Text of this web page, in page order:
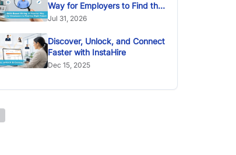
Way for Employers to Find the
Right Talent
Jul 31, 2026
Discover, Unlock, and Connect
Faster with InstaHire
Dec 15, 2025